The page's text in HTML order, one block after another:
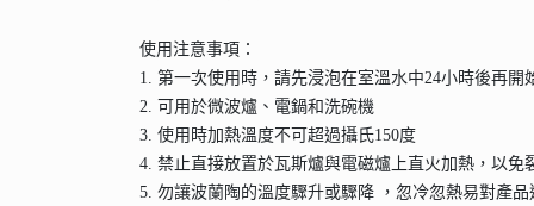
使用注意事項：
1. 第一次使用時，請先浸泡在室溫水中24小時後再開
2. 可用於微波爐、電鍋和洗碗機
3. 使用時加熱溫度不可超過攝氏150度
4. 禁止直接放置於瓦斯爐與電磁爐上直火加熱，以免
5. 勿讓波蘭陶的溫度驟升或驟降 ，忽冷忽熱易對產品